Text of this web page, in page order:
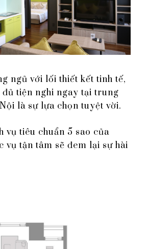
ngủ với lối thiết kết tinh tế,
đủ tiện nghi ngay tại trung
là sự lựa chọn tuyệt vời.
vụ tiêu chuẩn 5 sao của
vụ tận tâm sẽ đem lại sự hài